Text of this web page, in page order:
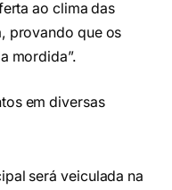
ao clima das
provando que os
mordida”.
em diversas
será veiculada na